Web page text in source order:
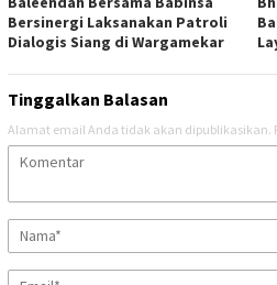
Bersinergi Laksanakan Patroli
Dialogis Siang di Wargamekar
Tinggalkan Balasan
Alamat email Anda tidak akan dipublikasikan.